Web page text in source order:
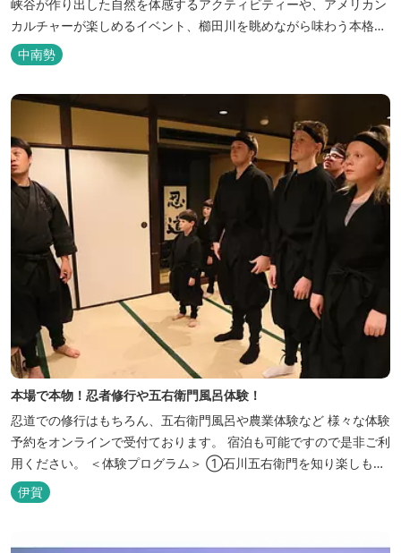
峡谷が作り出した自然を体感するアクティビティーや、アメリカン
カルチャーが楽しめるイベント、櫛田川を眺めながら味わう本格的
なアメリカンＢＢＱを体験することができる。 松阪の観光情報は、
松阪観光インフォメーションサイト ワクワ...
中南勢
本場で本物！忍者修行や五右衛門風呂体験！
忍道での修行はもちろん、五右衛門風呂や農業体験など 様々な体験
予約をオンラインで受付ております。 宿泊も可能ですので是非ご利
用ください。 ＜体験プログラム＞ ①石川五右衛門を知り楽しも
う！ ②忍者をめざそう！（入門・初級編） ③忍者の基礎体力づく
り！農業体験！ ④忍者の里山散策と忍者修行を楽しもう！（山中
伊賀